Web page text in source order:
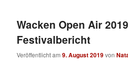
Wacken Open Air
Festivalbericht
Veröffentlicht am9. August 2019von